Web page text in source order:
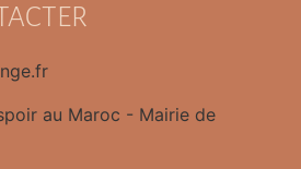
au Maroc - Mairie de